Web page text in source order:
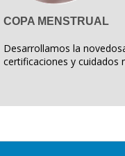
COPA MENSTRUAL
Desarrollamos la
certificaciones y cuidados